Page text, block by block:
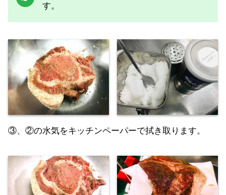
す。
③、②の水気をキッチンペーパーで拭き取ります。